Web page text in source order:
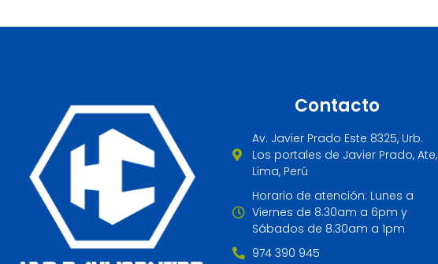
Contacto
Av. Javier Prado Este 8325, Urb.
Los portales de Javier Prado, Ate,
Lima, Perú
Horario de atención: Lunes a
Viernes de 8.30am a 6pm y
Sábados de 8.30am a 1pm
974 390 945